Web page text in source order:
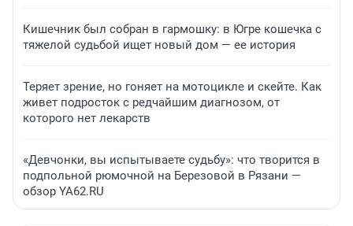
Кишечник был собран в гармошку: в Югре кошечка с
тяжелой судьбой ищет новый дом — ее история
Теряет зрение, но гоняет на мотоцикле и скейте. Как
живет подросток с редчайшим диагнозом, от
которого нет лекарств
«Девчонки, вы испытываете судьбу»: что творится в
подпольной рюмочной на Березовой в Рязани —
обзор YA62.RU